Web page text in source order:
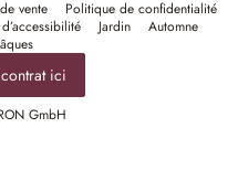
vente
Politique de confidentialité
Jardin
Automne
ici
GmbH